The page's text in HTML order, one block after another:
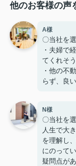
他のお客様の声
A様
〇当社を
・夫婦で
てくれそ
・他の不
らず、良
〇感じた
ったこと
定期的に
にも迅速
本当にあ
N様
〇当社を
人生で大
を理解し
にのって
疑問点が